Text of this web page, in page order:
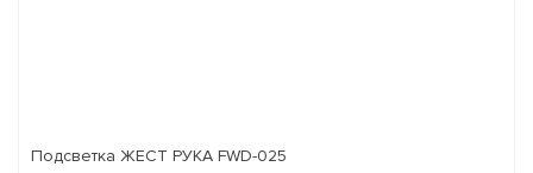
Подсветка ЖЕСТ РУКА FWD-025